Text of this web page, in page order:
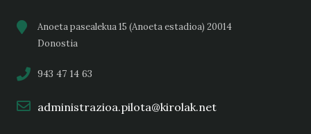
Anoeta pasealekua 15 (Anoeta estadioa) 20014
Donostia
943 47 14 63
administrazioa.pilota@kirolak.net